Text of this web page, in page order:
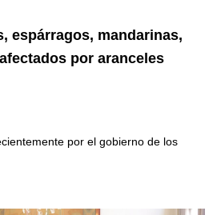
espárragos, mandarinas,
por aranceles
por el gobierno de los